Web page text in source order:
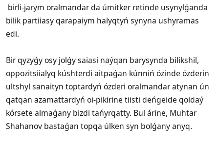
birli-jarym oralmandar da úmitker retinde usynylǵanda
bilik partiiasy qarapaiym halyqtyń synyna ushyramas
edi.
Bir qyzyǵy osy jolǵy saiasi naýqan barysynda bilikshil,
oppozitsiialyq kúshterdi aitpaǵan kúnniń ózinde ózderin
ultshyl sanaityn toptardyń ózderi oralmandar atynan ún
qatqan azamattardyń oi-pikirine tiisti deńgeide qoldaý
kórsete almaǵany bizdi tańyrqatty. Bul árine, Muhtar
Shahanov bastaǵan topqa úlken syn bolǵany anyq.